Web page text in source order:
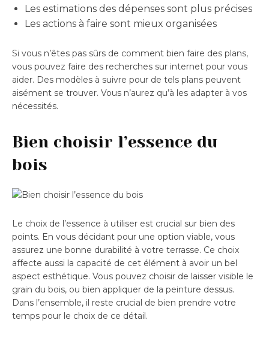
Les estimations des dépenses sont plus précises
Les actions à faire sont mieux organisées
Si vous n’êtes pas sûrs de comment bien faire des plans,
vous pouvez faire des recherches sur internet pour vous
aider. Des modèles à suivre pour de tels plans peuvent
aisément se trouver. Vous n’aurez qu’à les adapter à vos
nécessités.
Bien choisir l’essence du
bois
Le choix de l’essence à utiliser est crucial sur bien des
points. En vous décidant pour une option viable, vous
assurez une bonne durabilité à votre terrasse. Ce choix
affecte aussi la capacité de cet élément à avoir un bel
aspect esthétique. Vous pouvez choisir de laisser visible le
grain du bois, ou bien appliquer de la peinture dessus.
Dans l’ensemble, il reste crucial de bien prendre votre
temps pour le choix de ce détail.